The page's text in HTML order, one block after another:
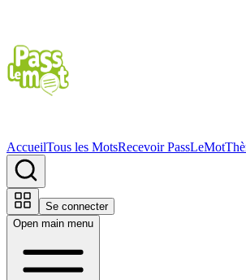
AccueilTous les MotsRecevoir PassLeMot
Se connecter
Open main menu